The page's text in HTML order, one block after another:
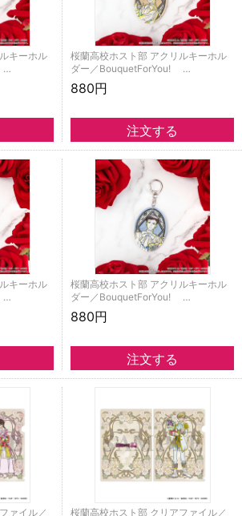
キーホル
…
桜蘭高校ホスト部 アクリルキーホル
ダー／BouquetForYou! …
880円
キーホル
…
桜蘭高校ホスト部 アクリルキーホル
ダー／BouquetForYou! …
880円
ァイル／ 桜蘭高校ホスト部 クリアファイル／